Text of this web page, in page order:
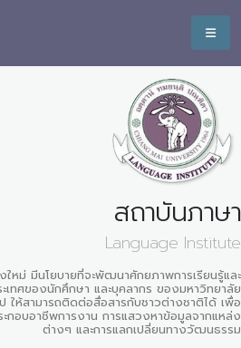
สถาบันภาษา
Language Institute
ใหม่ มีนโยบายที่จะพัฒนาศักยภาพการเรียนรู้และ
เทศของนักศึกษา และบุคลากร ของมหาวิทยาลัย
ให้สามารถติดต่อสื่อสารกับชาวต่างชาติได้ เพื่อ
ะกอบอาชีพการงาน การแสวงหาข้อมูลจากแหล่ง
ต่างๆ และการแลกเปลี่ยนทางวัฒนธรรม